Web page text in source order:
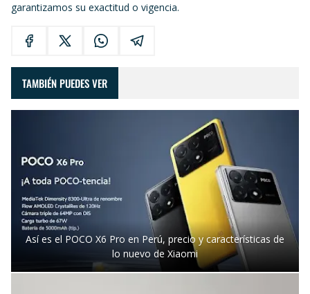
garantizamos su exactitud o vigencia.
TAMBIÉN PUEDES VER
Así es el POCO X6 Pro en Perú, precio y características de
lo nuevo de Xiaomi